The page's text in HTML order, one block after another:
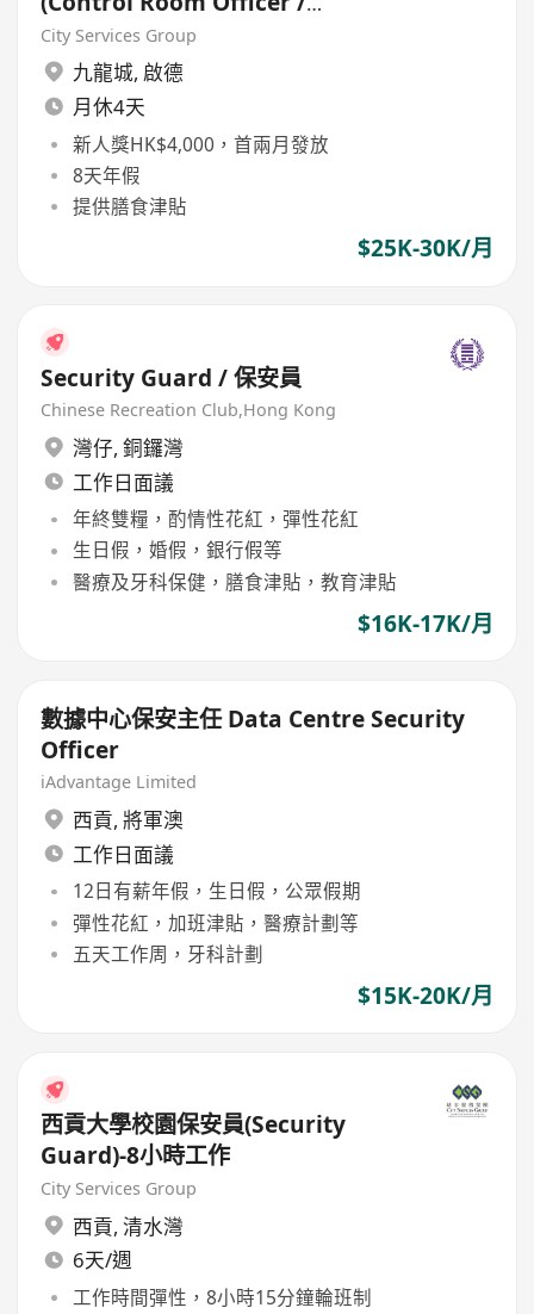
Assistant Security Officer)
City Services Group
九龍城, 啟德
月休4天
新人獎HK$4,000，首兩月發放
8天年假
提供膳食津貼
$25K-30K/月
Security Guard / 保安員
Chinese Recreation Club,Hong Kong
灣仔, 銅鑼灣
工作日面議
年終雙糧，酌情性花紅，彈性花紅
生日假，婚假，銀行假等
醫療及牙科保健，膳食津貼，教育津貼
$16K-17K/月
數據中心保安主任 Data Centre Security
Officer
iAdvantage Limited
西貢, 將軍澳
工作日面議
12日有薪年假，生日假，公眾假期
彈性花紅，加班津貼，醫療計劃等
五天工作周，牙科計劃
$15K-20K/月
西貢大學校園保安員(Security
Guard)-8小時工作
City Services Group
西貢, 清水灣
6天/週
工作時間彈性，8小時15分鐘輪班制